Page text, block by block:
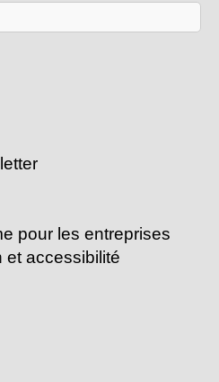
pour les entreprises
et accessibilité